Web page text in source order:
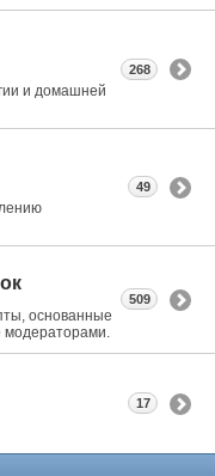
и домашней
268
49
основанные
509
17